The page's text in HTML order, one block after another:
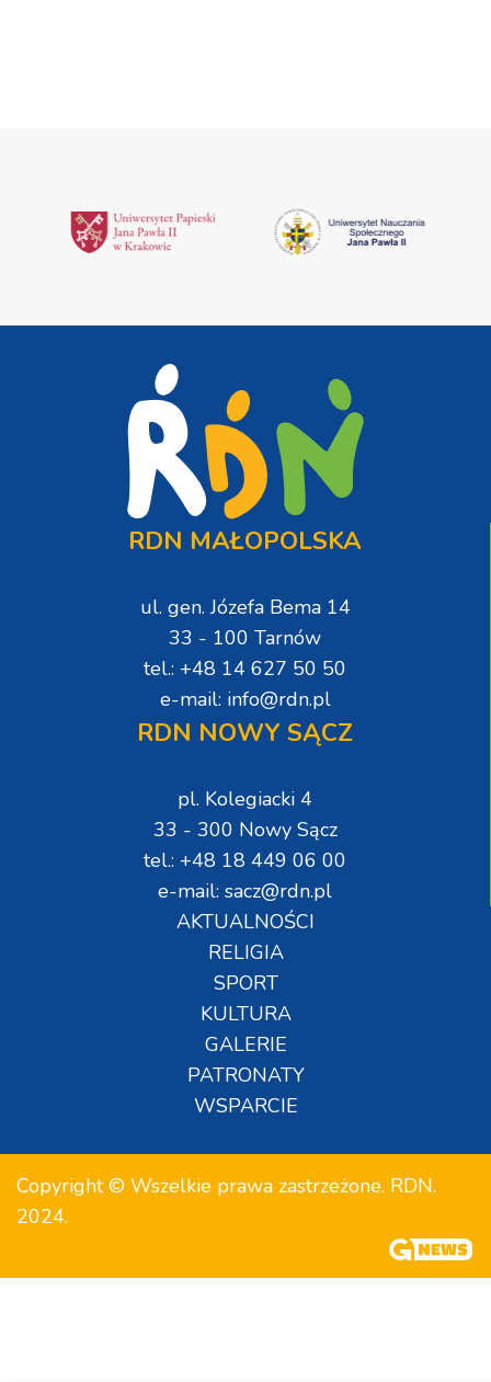
RDN MAŁOPOLSKA
ul. gen. Józefa Bema 14
33 - 100 Tarnów
tel.: +48 14 627 50 50
e-mail: info@rdn.pl
RDN NOWY SĄCZ
pl. Kolegiacki 4
33 - 300 Nowy Sącz
tel.: +48 18 449 06 00
e-mail: sacz@rdn.pl
AKTUALNOŚCI
RELIGIA
SPORT
KULTURA
GALERIE
PATRONATY
WSPARCIE
Copyright © Wszelkie prawa zastrzeżone. RDN.
2024.